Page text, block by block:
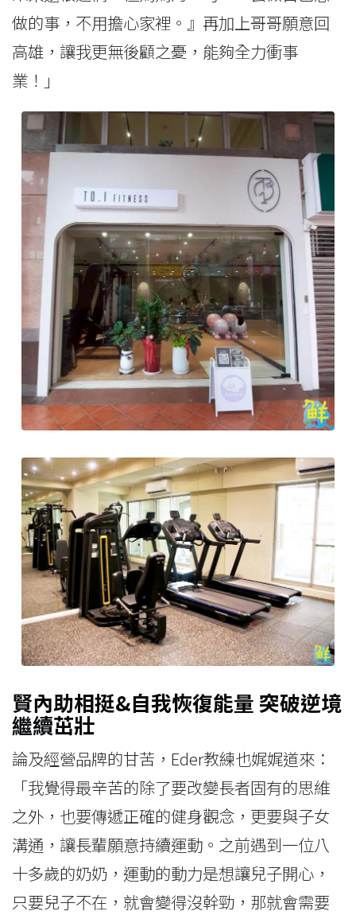
做的事，不用擔心家裡。』再加上哥哥願意回
高雄，讓我更無後顧之憂，能夠全力衝事
業！」
賢內助相挺&自我恢復能量 突破逆境
繼續茁壯
論及經營品牌的甘苦，Eder教練也娓娓道來：
「我覺得最辛苦的除了要改變長者固有的思維
之外，也要傳遞正確的健身觀念，更要與子女
溝通，讓長輩願意持續運動。之前遇到一位八
十多歲的奶奶，運動的動力是想讓兒子開心，
只要兒子不在，就會變得沒幹勁，那就會需要